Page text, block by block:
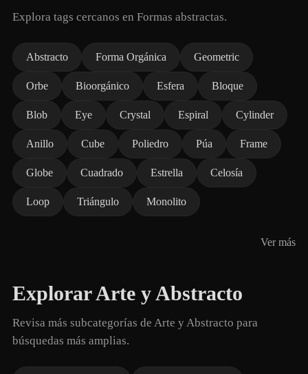
Explora tags cercanos en Formas abstractas.
Abstracto Forma Orgánica Geometric
Orbe Bioorgánico Esfera Bloque
Blob Eye Crystal Espiral Cylinder
Anillo Cube Poliedro Púa Frame
Globe Cuadrado Estrella Celosía
Loop Triángulo Monolito
Ver más
Explorar Arte y Abstracto
Revisa más subcategorías de Arte y Abstracto para
búsquedas más amplias.